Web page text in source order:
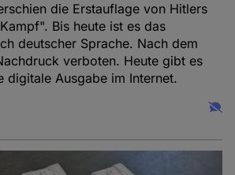
die Erstauflage von Hitlers
Bis heute ist es das
deutscher Sprache. Nach dem
verboten. Heute gibt es
digitale Ausgabe im Internet.